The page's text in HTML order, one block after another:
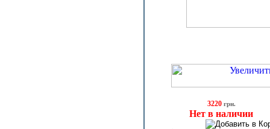
3220грн.
Нет в наличии